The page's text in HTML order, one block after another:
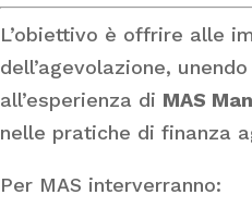
L’obiettivo è offrire alle
dell’agevolazione,
all’esperienza di MAS
nelle pratiche di finanza
Per MAS interverranno: